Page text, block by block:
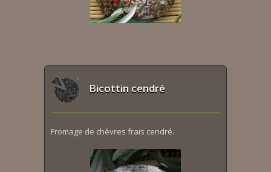
Bicottin cendré
Fromage de chèvres frais cendré.